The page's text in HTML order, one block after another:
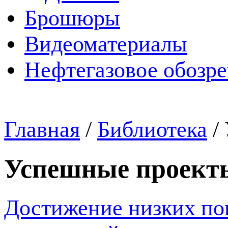
Брошюры
Видеоматериалы
Нефтегазовое
Главная / Библиотека /
Успешные
Достижение низких